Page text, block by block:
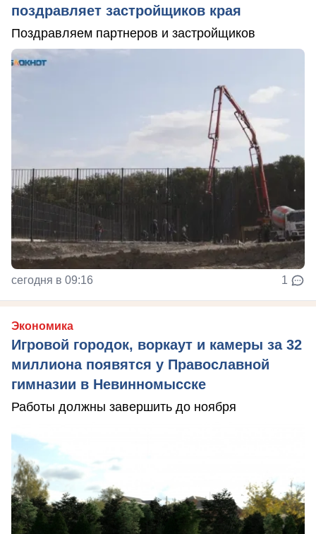
поздравляет застройщиков края
Поздравляем партнеров и застройщиков
сегодня в 09:16 1
Экономика
Игровой городок, воркаут и камеры за 32
миллиона появятся у Православной
гимназии в Невинномысске
Работы должны завершить до ноября